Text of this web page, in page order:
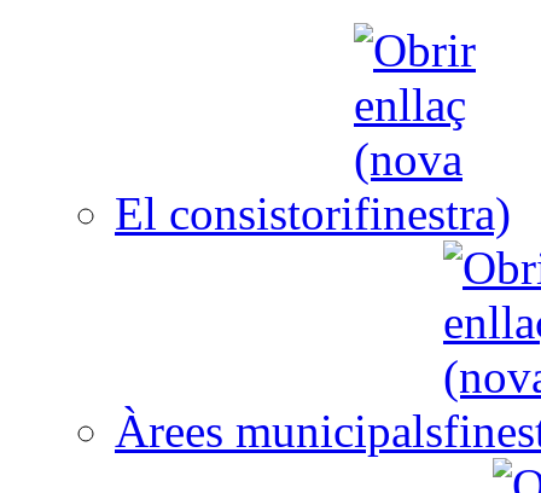
El consistori
Àrees municipals